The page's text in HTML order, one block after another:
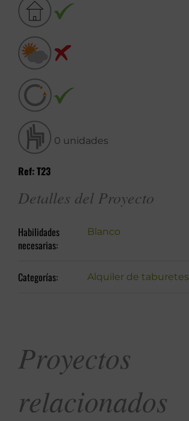
0 unidades
Ref: T23
Detalles del Proyecto
Habilidades
necesarias:
Blanco
Categorías: Alquiler de taburetes
Proyectos
relacionados